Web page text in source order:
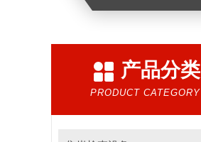
产品分类
PRODUCT CATEGORY